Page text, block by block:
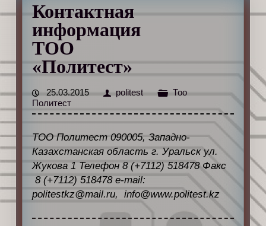
Контактная
информация
ТОО
«Политест»
25.03.2015 politest
Тоо
Политест
ТОО Политест 090005, Западно-
Казахстанская область г. Уральск ул.
Жукова 1 Телефон 8 (+7112) 518478 Факс
8 (+7112) 518478 e-mail:
politestkz@mail.ru, info@www.politest.kz